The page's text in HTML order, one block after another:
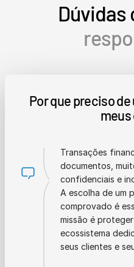
Dúvidas
Por que preciso
meus
Transações
documentos,
confidenciais e
A escolha de um
comprovado é
missão é
ecossistema
seus clientes e